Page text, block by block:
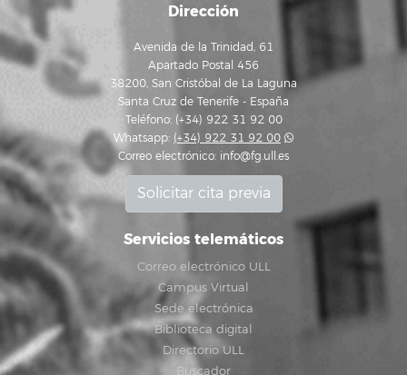
Dirección
Avenida de la Trinidad, 61
Apartado Postal 456
38200, San Cristóbal de La Laguna
Santa Cruz de Tenerife - España
Teléfono: (+34) 922 31 92 00
Whatsapp: (+34) 922 31 92 00
Correo electrónico: info@fg.ull.es
Solicitar cita previa
Servicios telemáticos
Correo electrónico ULL
Campus Virtual
Sede electrónica
Biblioteca digital
Directorio ULL
Buscador